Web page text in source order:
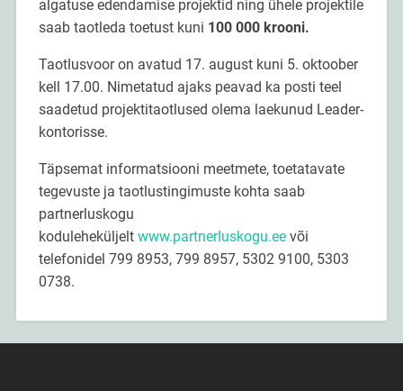
algatuse edendamise projektid ning ühele projektile
saab taotleda toetust kuni 100 000 krooni.
Taotlusvoor on avatud 17. august kuni 5. oktoober
kell 17.00. Nimetatud ajaks peavad ka posti teel
saadetud projektitaotlused olema laekunud Leader-
kontorisse.
Täpsemat informatsiooni meetmete, toetatavate
tegevuste ja taotlustingimuste kohta saab
partnerluskogu
koduleheküljelt www.partnerluskogu.eevõi
telefonidel 799 8953, 799 8957, 5302 9100, 5303
0738.